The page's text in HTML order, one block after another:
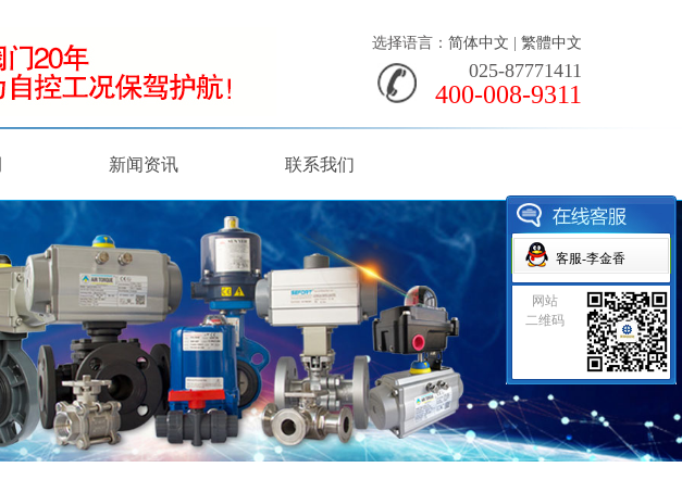
选择语言： 简体中文 繁體中文
025-87771411
400-008-9311
新闻资讯 联系我们
客服-李金香
网站
二维码